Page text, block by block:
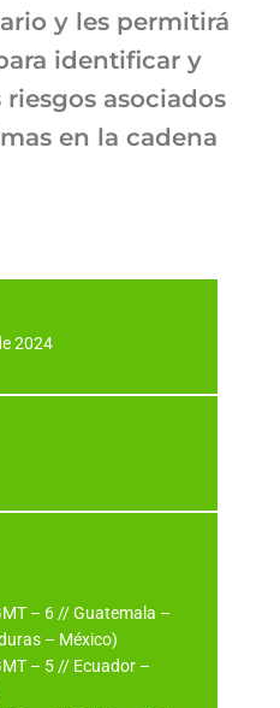
y les permitirá
identificar y
asociados
en la cadena
2024
– 6 // Guatemala –
– México)
– 5 // Ecuador –